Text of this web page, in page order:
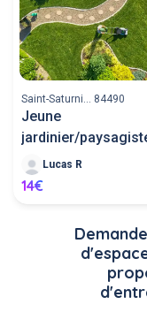
Saint-Saturni... 84490
Jeune
jardinier/
Lucas R
14€